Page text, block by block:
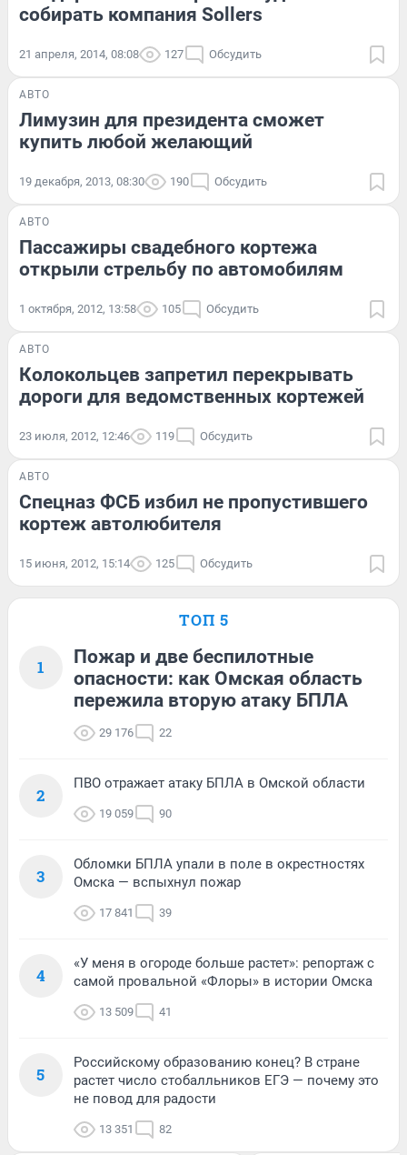
собирать компания Sollers
21 апреля, 2014, 08:08 127 Обсудить
АВТО
Лимузин для президента сможет
купить любой желающий
19 декабря, 2013, 08:30 190 Обсудить
АВТО
Пассажиры свадебного кортежа
открыли стрельбу по автомобилям
1 октября, 2012, 13:58 105 Обсудить
АВТО
Колокольцев запретил перекрывать
дороги для ведомственных кортежей
23 июля, 2012, 12:46 119 Обсудить
АВТО
Спецназ ФСБ избил не пропустившего
кортеж автолюбителя
15 июня, 2012, 15:14 125 Обсудить
ТОП 5
1
Пожар и две беспилотные
опасности: как Омская область
пережила вторую атаку БПЛА
29 176 22
2
ПВО отражает атаку БПЛА в Омской области
19 059 90
3
Обломки БПЛА упали в поле в окрестностях
Омска — вспыхнул пожар
17 841 39
4
«У меня в огороде больше растет»: репортаж с
самой провальной «Флоры» в истории Омска
13 509 41
5
Российскому образованию конец? В стране
растет число стобалльников ЕГЭ — почему это
не повод для радости
13 351 82